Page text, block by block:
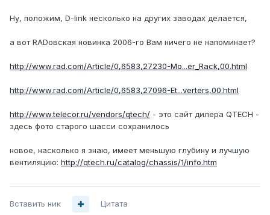
Ну, положим, D-link несколько на других заводах делается,
а вот RADовская новинка 2006-го Вам ничего не напоминает?
http://www.rad.com/Article/0,6583,27230-Mo...er_Rack,00.html
http://www.rad.com/Article/0,6583,27096-Et...verters,00.html
http://www.telecor.ru/vendors/qtech/ - это сайт дилера QTECH -
здесь фото старого шасси сохранилось
новое, насколько я знаю, имеет меньшую глубину и лучшую
вентиляцию: http://qtech.ru/catalog/chassis/1/info.htm
Вставить ник Цитата